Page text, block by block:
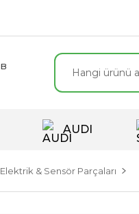
AUDI
Elektrik & Sensör Parçaları